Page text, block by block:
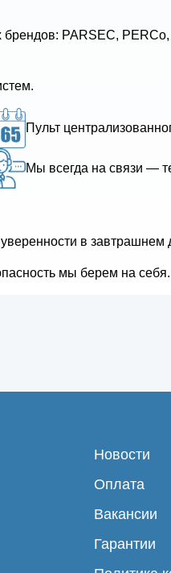
PARSEC,
Пульт
Мы всегда на связи —
в завтрашнем
мы берем на себя.
Новости
Оплата
Вакансии
Гарантии